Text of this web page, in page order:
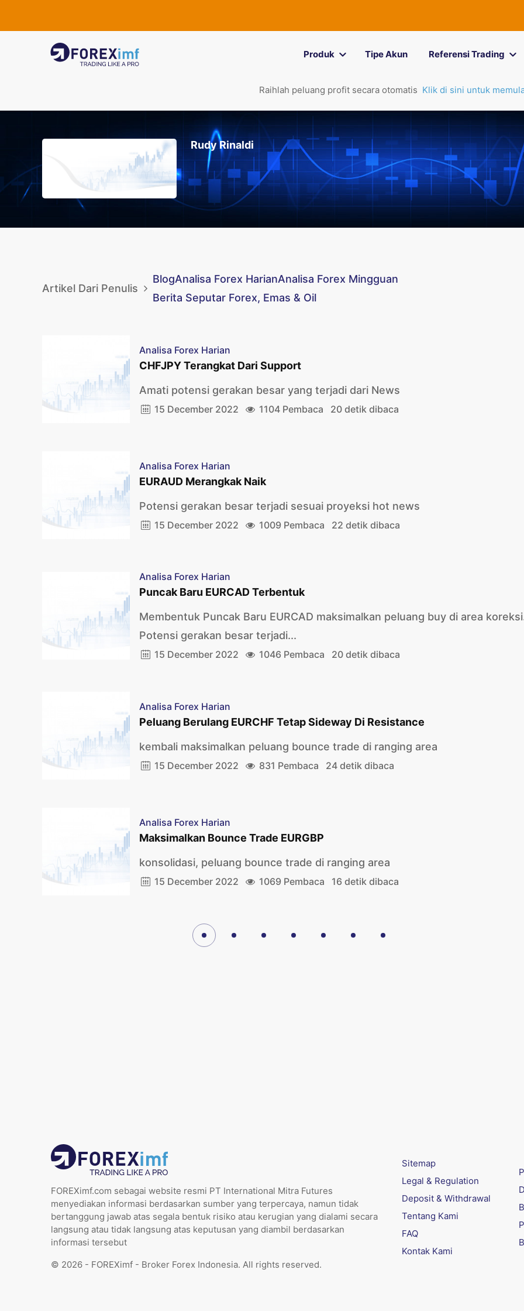
Produk Tipe Akun Referensi Trading
Raihlah peluang profit secara otomatis Klik di sini untuk
Rudy Rinaldi
Artikel Dari Penulis
BlogAnalisa Forex HarianAnalisa Forex Mingguan
Berita Seputar Forex, Emas & Oil
Analisa Forex Harian
CHFJPY Terangkat Dari Support
Amati potensi gerakan besar yang terjadi dari News
15 December 2022 1104 Pembaca 20 detik dibaca
Analisa Forex Harian
EURAUD Merangkak Naik
Potensi gerakan besar terjadi sesuai proyeksi hot news
15 December 2022 1009 Pembaca 22 detik dibaca
Analisa Forex Harian
Puncak Baru EURCAD Terbentuk
Membentuk Puncak Baru EURCAD maksimalkan peluang buy di area
Potensi gerakan besar terjadi...
15 December 2022 1046 Pembaca 20 detik dibaca
Analisa Forex Harian
Peluang Berulang EURCHF Tetap Sideway Di Resistance
kembali maksimalkan peluang bounce trade di ranging area
15 December 2022 831 Pembaca 24 detik dibaca
Analisa Forex Harian
Maksimalkan Bounce Trade EURGBP
konsolidasi, peluang bounce trade di ranging area
15 December 2022 1069 Pembaca 16 detik dibaca
FOREXimf.com sebagai website resmi PT International Mitra Futures
menyediakan informasi berdasarkan sumber yang terpercaya, namun tidak
bertanggung jawab atas segala bentuk risiko atau kerugian yang dialami secara
langsung atau tidak langsung atas keputusan yang diambil berdasarkan
informasi tersebut
© 2026 - FOREXimf - Broker Forex Indonesia. All rights reserved.
Sitemap
Legal & Regulation
Deposit & Withdrawal
Tentang Kami
FAQ
Kontak Kami